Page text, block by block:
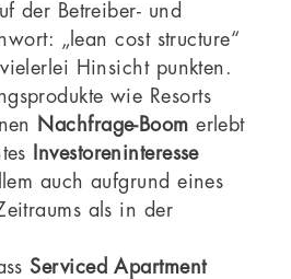
der Betreiber- und
„lean cost structure“
Hinsicht punkten.
wie Resorts
Nachfrage-Boom erlebt
Investoreninteresse
auch aufgrund eines
als in der
Serviced Apartment